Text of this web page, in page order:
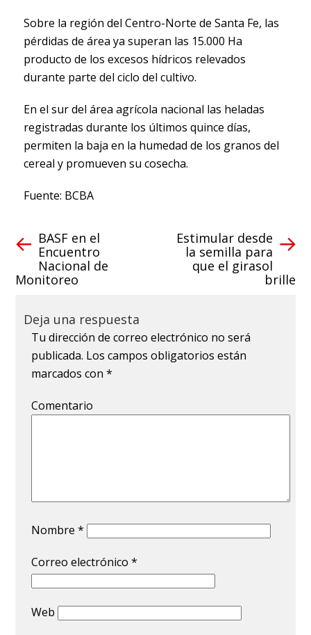
Sobre la región del Centro-Norte de Santa Fe, las
pérdidas de área ya superan las 15.000 Ha
producto de los excesos hídricos relevados
durante parte del ciclo del cultivo.
En el sur del área agrícola nacional las heladas
registradas durante los últimos quince días,
permiten la baja en la humedad de los granos del
cereal y promueven su cosecha.
Fuente: BCBA
BASF en el
Encuentro
Nacional de
Monitoreo
Estimular desde
la semilla para
que el girasol
brille
Deja una respuesta
Tu dirección de correo electrónico no será
publicada. Los campos obligatorios están
marcados con*
Comentario
Nombre*
Correo electrónico*
Web